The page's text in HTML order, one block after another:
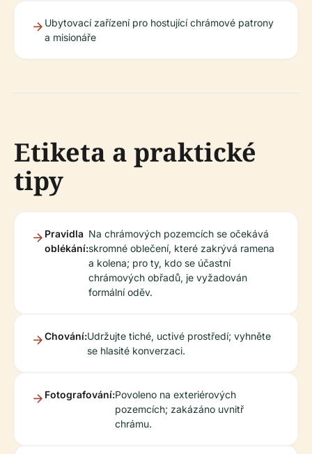
Ubytovací zařízení pro hostující chrámové patrony
a misionáře
Etiketa a praktické
tipy
Pravidla
oblékání:
Na chrámových pozemcích se očekává
skromné oblečení, které zakrývá ramena
a kolena; pro ty, kdo se účastní
chrámových obřadů, je vyžadován
formální oděv.
Chování:Udržujte tiché, uctivé prostředí; vyhněte
se hlasité konverzaci.
Fotografování:Povoleno na exteriérových
pozemcích; zakázáno uvnitř
chrámu.